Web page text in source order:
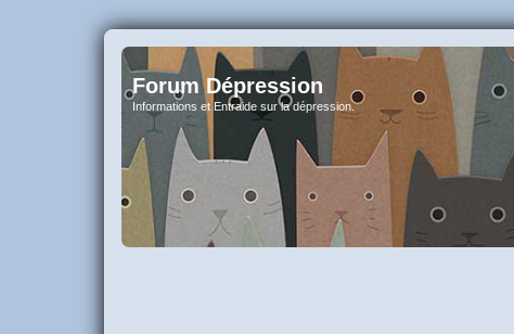
Forum Dépression
Informations et Entraide sur la dépression.